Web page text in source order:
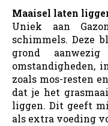
Maaisel laten
Uniek aan
schimmels. Deze
grond
omstandigheden,
zoals mos-resten
dat je het
liggen. Dit geeft
als extra voeding